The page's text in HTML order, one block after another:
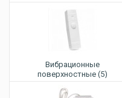
Вибрационные
поверхностные (5)